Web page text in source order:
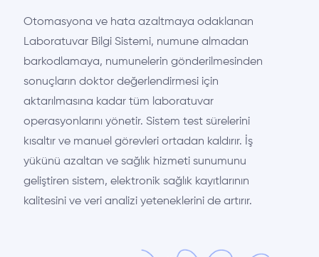
Otomasyona ve hata azaltmaya odaklanan
Laboratuvar Bilgi Sistemi, numune almadan
barkodlamaya, numunelerin gönderilmesinden
sonuçların doktor değerlendirmesi için
aktarılmasına kadar tüm laboratuvar
operasyonlarını yönetir. Sistem test sürelerini
kısaltır ve manuel görevleri ortadan kaldırır. İş
yükünü azaltan ve sağlık hizmeti sunumunu
geliştiren sistem, elektronik sağlık kayıtlarının
kalitesini ve veri analizi yeteneklerini de artırır.